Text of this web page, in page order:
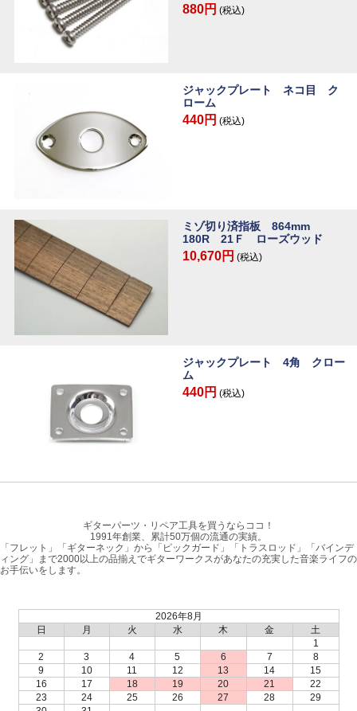
880円 (税込)
ジャックプレート ネコ目 ク
ローム
440円 (税込)
ミゾ切り済指板 864mm
180R 21Ｆ ローズウッド
10,670円 (税込)
ジャックプレート 4角 クロー
ム
440円 (税込)
ギターパーツ・リペア工具を買うならココ！
1991年創業、累計50万個の流通の実績。
「フレット」「ギターネック」から「ピックガード」「トラスロッド」「バインデ
ィング」まで2000以上の品揃えでギターワークスがあなたの充実した音楽ライフの
お手伝いをします。
2026年8月
日
月 火 水 木 金
土
1
2
3 4 5 6 7
8
9
10 11 12 13 14
15
16
17 18 19 20 21
22
23
24 25 26 27 28
29